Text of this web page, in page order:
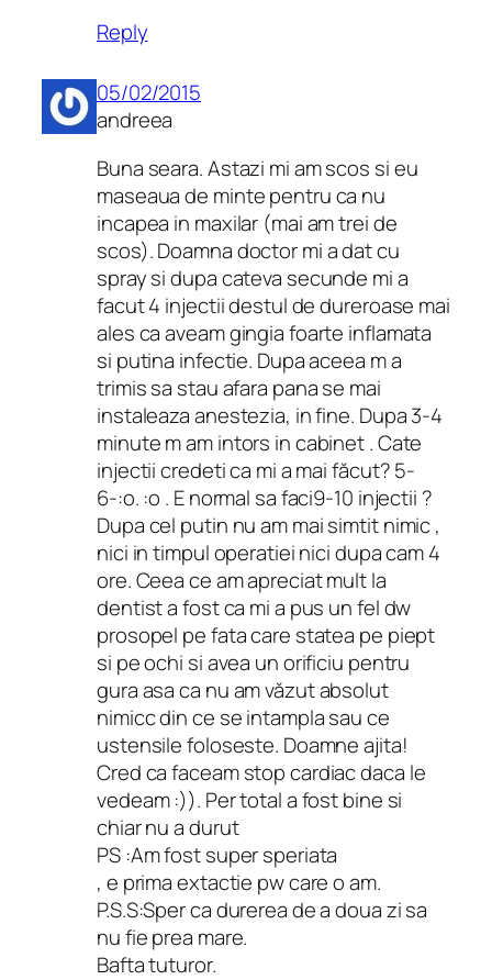
Reply
05/02/2015
andreea
Buna seara. Astazi mi am scos si eu
maseaua de minte pentru ca nu
incapea in maxilar (mai am trei de
scos). Doamna doctor mi a dat cu
spray si dupa cateva secunde mi a
facut 4 injectii destul de dureroase mai
ales ca aveam gingia foarte inflamata
si putina infectie. Dupa aceea m a
trimis sa stau afara pana se mai
instaleaza anestezia, in fine. Dupa 3-4
minute m am intors in cabinet . Cate
injectii credeti ca mi a mai făcut? 5-
6-:o. :o . E normal sa faci9-10 injectii ?
Dupa cel putin nu am mai simtit nimic ,
nici in timpul operatiei nici dupa cam 4
ore. Ceea ce am apreciat mult la
dentist a fost ca mi a pus un fel dw
prosopel pe fata care statea pe piept
si pe ochi si avea un orificiu pentru
gura asa ca nu am văzut absolut
nimicc din ce se intampla sau ce
ustensile foloseste. Doamne ajita!
Cred ca faceam stop cardiac daca le
vedeam :)). Per total a fost bine si
chiar nu a durut
PS :Am fost super speriata
, e prima extactie pw care o am.
P.S.S:Sper ca durerea de a doua zi sa
nu fie prea mare.
Bafta tuturor.